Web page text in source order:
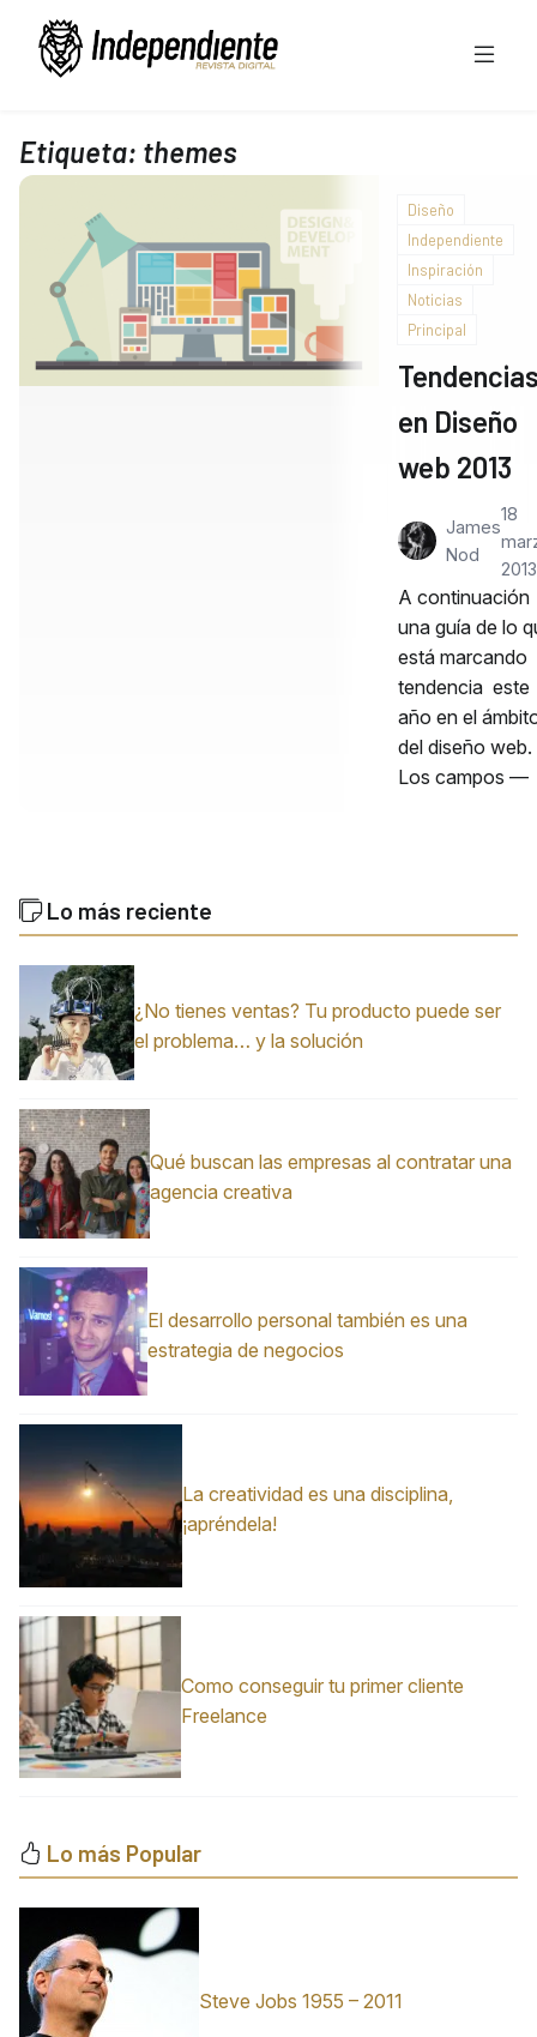
Etiqueta: themes
Diseño
Independiente
Inspiración
Noticias
Principal
en Diseño
web 2013
James
Nod
18
2013
A continuación
una guía de lo
está marcando
tendencia este
año en el
del diseño web.
Los campos —
Lo más reciente
¿No tienes ventas? Tu producto puede ser
el problema… y la solución
Qué buscan las empresas al contratar una
agencia creativa
El desarrollo personal también es una
estrategia de negocios
La creatividad es una disciplina,
¡apréndela!
Como conseguir tu primer cliente
Freelance
Lo más Popular
Steve Jobs 1955 – 2011